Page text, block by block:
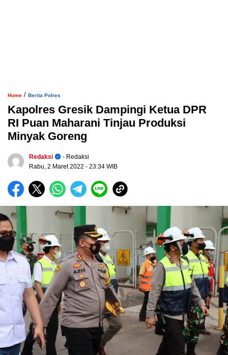
Home / Berita Polres
Kapolres Gresik Dampingi Ketua DPR
RI Puan Maharani Tinjau Produksi
Minyak Goreng
Redaksi
- Redaksi
Rabu, 2 Maret 2022 - 23:34 WIB